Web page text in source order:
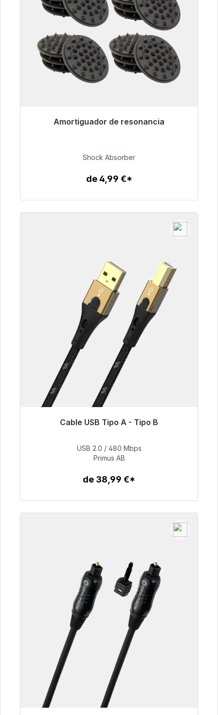
Amortiguador de resonancia
Listo para envío inmediato, plazo de entrega
54,99 €
Shock Absorber
de 4,99 €*
Cable USB Tipo A - Tipo B
Listo para envío inmediato, plazo de entrega
76,99 €
USB 2.0 / 480 Mbps
Primus AB
de 38,99 €*